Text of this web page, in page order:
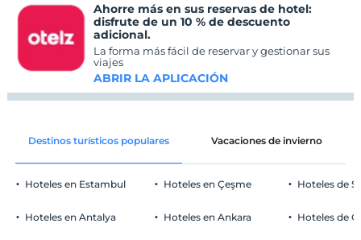
Ahorre más en sus reservas de hotel:
disfrute de un 10 % de descuento
adicional.
La forma más fácil de reservar y gestionar sus
viajes
ABRIR LA APLICACIÓN
Destinos turísticos populares Vacaciones de invierno
Hoteles en Estambul
Hoteles en Antalya
Hoteles en Çeşme
Hoteles en Ankara
Hoteles de
Hoteles de